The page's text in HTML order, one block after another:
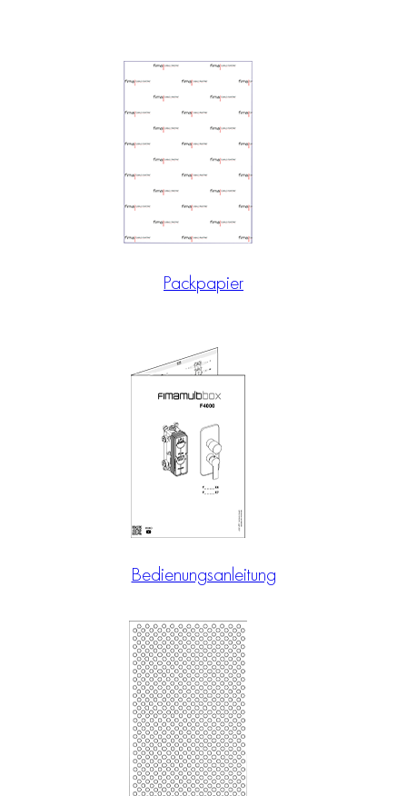
Packpapier
Bedienungsanleitung